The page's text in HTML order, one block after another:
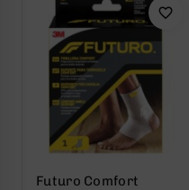
Futuro Comfort